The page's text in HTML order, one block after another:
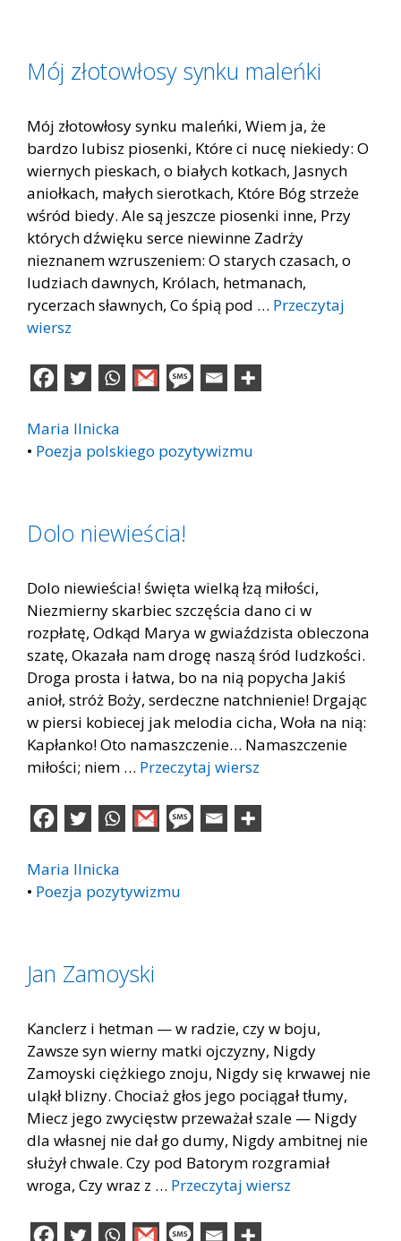
Mój złotowłosy synku maleńki
Mój złotowłosy synku maleńki, Wiem ja, że
bardzo lubisz piosenki, Które ci nucę niekiedy: O
wiernych pieskach, o białych kotkach, Jasnych
aniołkach, małych sierotkach, Które Bóg strzeże
wśród biedy. Ale są jeszcze piosenki inne, Przy
których dźwięku serce niewinne Zadrży
nieznanem wzruszeniem: O starych czasach, o
ludziach dawnych, Królach, hetmanach,
rycerzach sławnych, Co śpią pod … Przeczytaj
wiersz
Maria Ilnicka
• Poezja polskiego pozytywizmu
Dolo niewieścia!
Dolo niewieścia! święta wielką łzą miłości,
Niezmierny skarbiec szczęścia dano ci w
rozpłatę, Odkąd Marya w gwiaździsta obleczona
szatę, Okazała nam drogę naszą śród ludzkości.
Droga prosta i łatwa, bo na nią popycha Jakiś
anioł, stróż Boży, serdeczne natchnienie! Drgając
w piersi kobiecej jak melodia cicha, Woła na nią:
Kapłanko! Oto namaszczenie… Namaszczenie
miłości; niem … Przeczytaj wiersz
Maria Ilnicka
• Poezja pozytywizmu
Jan Zamoyski
Kanclerz i hetman — w radzie, czy w boju,
Zawsze syn wierny matki ojczyzny, Nigdy
Zamoyski ciężkiego znoju, Nigdy się krwawej nie
uląkł blizny. Chociaż głos jego pociągał tłumy,
Miecz jego zwycięstw przeważał szale — Nigdy
dla własnej nie dał go dumy, Nigdy ambitnej nie
służył chwale. Czy pod Batorym rozgramiał
wroga, Czy wraz z … Przeczytaj wiersz